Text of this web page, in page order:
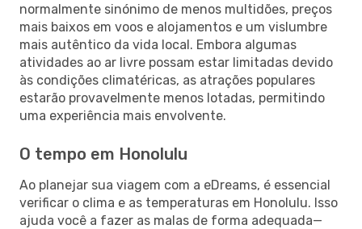
normalmente sinónimo de menos multidões, preços
mais baixos em voos e alojamentos e um vislumbre
mais autêntico da vida local. Embora algumas
atividades ao ar livre possam estar limitadas devido
às condições climatéricas, as atrações populares
estarão provavelmente menos lotadas, permitindo
uma experiência mais envolvente.
O tempo em Honolulu
Ao planejar sua viagem com a eDreams, é essencial
verificar o clima e as temperaturas em Honolulu. Isso
ajuda você a fazer as malas de forma adequada—